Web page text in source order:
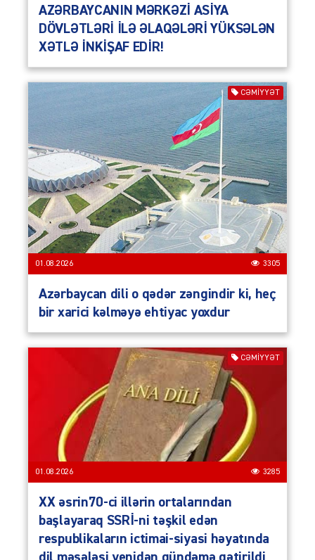
AZƏRBAYCANIN MƏRKƏZİ ASİYA
DÖVLƏTLƏRİ İLƏ ƏLAQƏLƏRİ YÜKSƏLƏN
XƏTLƏ İNKİŞAF EDİR!
CƏMIYYƏT
01.08.2026 3305
Azərbaycan dili o qədər zəngindir ki, heç
bir xarici kəlməyə ehtiyac yoxdur
CƏMIYYƏT
01.08.2026 3285
XX əsrin70-ci illərin ortalarından
başlayaraq SSRİ-ni təşkil edən
respublikaların ictimai-siyasi həyatında